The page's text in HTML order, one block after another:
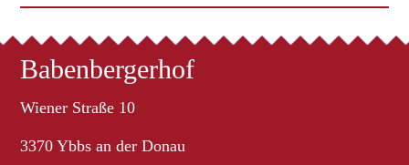
Babenbergerhof
Wiener Straße 10
3370 Ybbs an der Donau